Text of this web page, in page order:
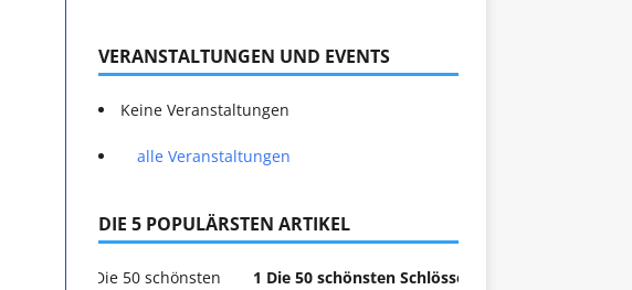
VERANSTALTUNGEN UND EVENTS
Keine Veranstaltungen
alle Veranstaltungen
DIE 5 POPULÄRSTEN ARTIKEL
1 Die 50 schönsten Schlösser